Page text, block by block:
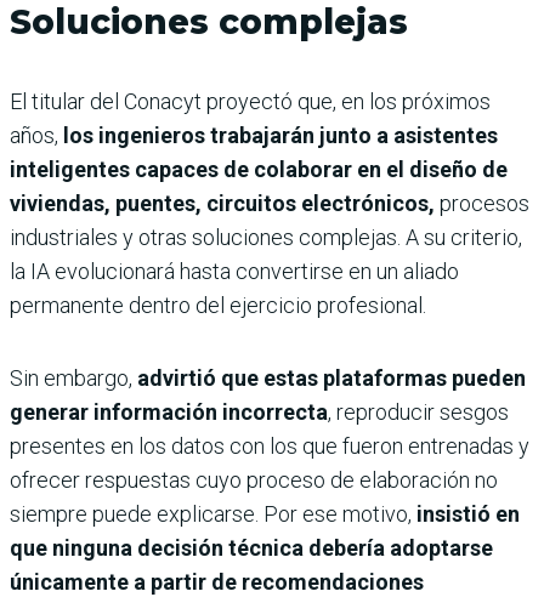
Soluciones complejas
El titular del Conacyt proyectó que, en los próximos
años, los ingenieros trabajarán junto a asistentes
inteligentes capaces de colaborar en el diseño de
viviendas, puentes, circuitos electrónicos, procesos
industriales y otras soluciones complejas. A su criterio,
la IA evolucionará hasta convertirse en un aliado
permanente dentro del ejercicio profesional.
Sin embargo, advirtió que estas plataformas pueden
generar información incorrecta, reproducir sesgos
presentes en los datos con los que fueron entrenadas y
ofrecer respuestas cuyo proceso de elaboración no
siempre puede explicarse. Por ese motivo, insistió en
que ninguna decisión técnica debería adoptarse
únicamente a partir de recomendaciones